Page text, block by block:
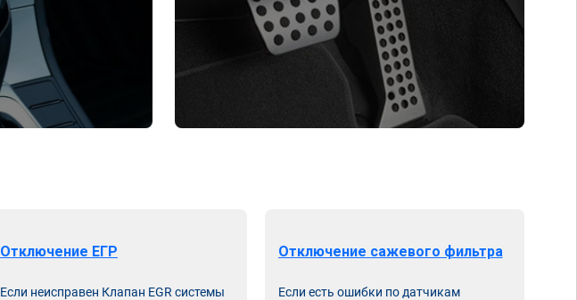
Отключение ЕГР
Если неисправен Клапан EGR системы
Отключение сажевого фильтра
Если есть ошибки по датчикам